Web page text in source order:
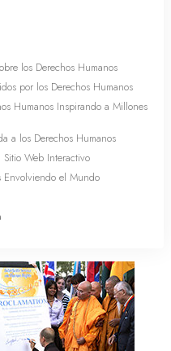
los Derechos Humanos
por los Derechos Humanos
Humanos Inspirando a Millones
a los Derechos Humanos
Web Interactivo
Envolviendo el Mundo